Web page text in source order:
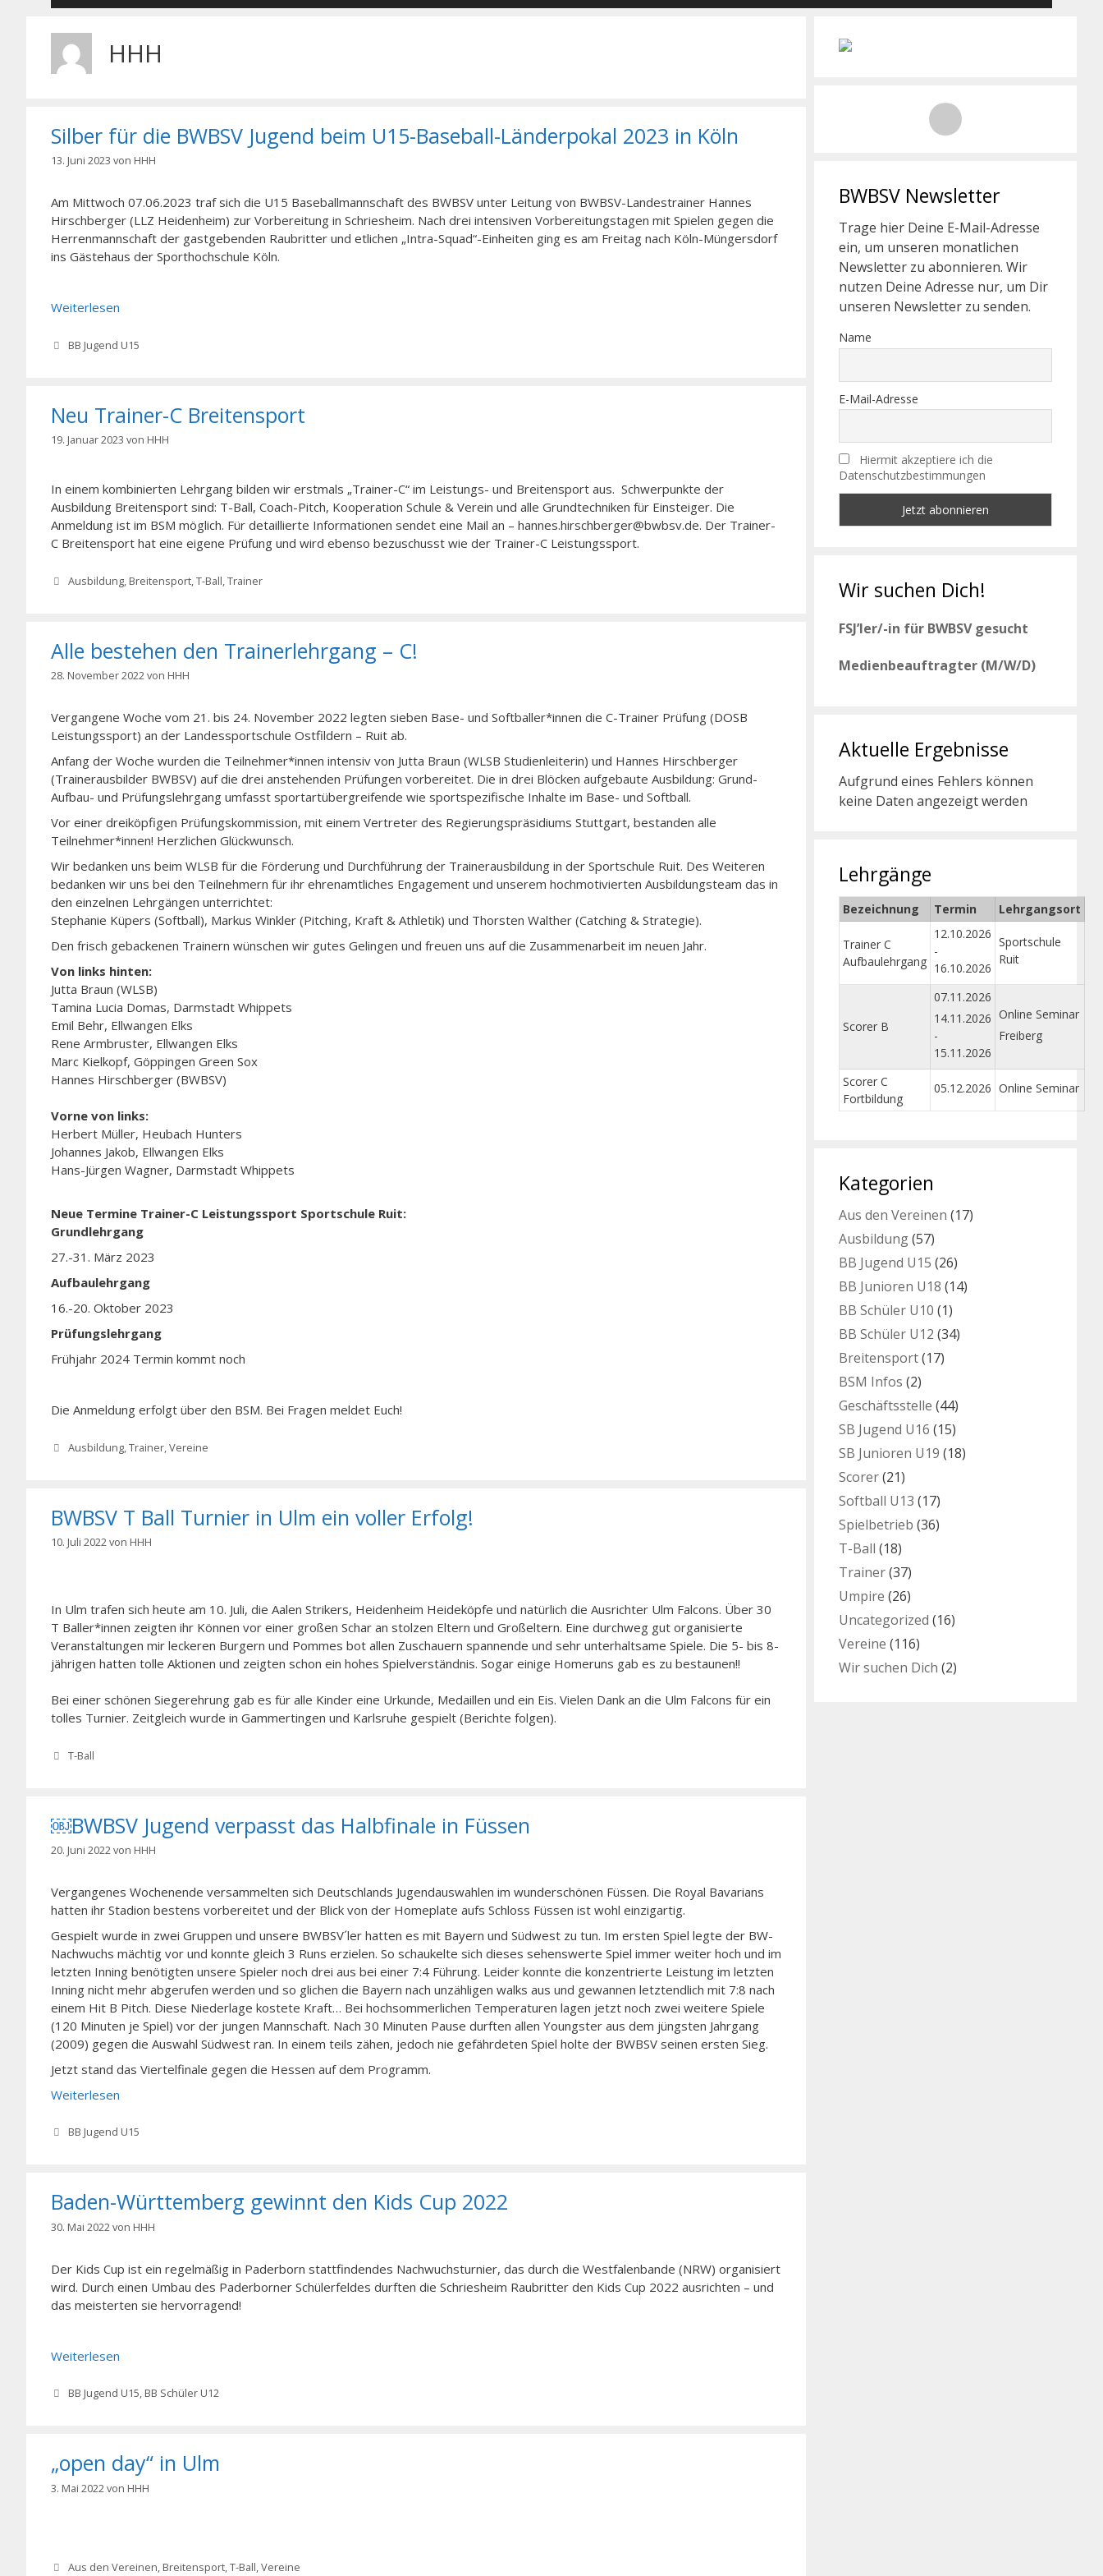
HHH
Silber für die BWBSV Jugend beim U15-Baseball-Länderpokal 2023 in Köln
13. Juni 2023 von HHH
Am Mittwoch 07.06.2023 traf sich die U15 Baseballmannschaft des BWBSV unter Leitung von BWBSV-Landestrainer Hannes
Hirschberger (LLZ Heidenheim) zur Vorbereitung in Schriesheim. Nach drei intensiven Vorbereitungstagen mit Spielen gegen die
Herrenmannschaft der gastgebenden Raubritter und etlichen „Intra-Squad“-Einheiten ging es am Freitag nach Köln-Müngersdorf
ins Gästehaus der Sporthochschule Köln.
Weiterlesen
Kategorien
BB Jugend U15
Neu Trainer-C Breitensport
19. Januar 2023 von HHH
In einem kombinierten Lehrgang bilden wir erstmals „Trainer-C“ im Leistungs- und Breitensport aus. Schwerpunkte der
Ausbildung Breitensport sind: T-Ball, Coach-Pitch, Kooperation Schule & Verein und alle Grundtechniken für Einsteiger. Die
Anmeldung ist im BSM möglich. Für detaillierte Informationen sendet eine Mail an – hannes.hirschberger@bwbsv.de. Der Trainer-
C Breitensport hat eine eigene Prüfung und wird ebenso bezuschusst wie der Trainer-C Leistungssport.
Kategorien
Ausbildung, Breitensport,T-Ball,Trainer
Alle bestehen den Trainerlehrgang – C!
28. November 2022von HHH
Vergangene Woche vom 21. bis 24. November 2022 legten sieben Base- und Softballer*innen die C-Trainer Prüfung (DOSB
Leistungssport) an der Landessportschule Ostfildern – Ruit ab.
Anfang der Woche wurden die Teilnehmer*innen intensiv von Jutta Braun (WLSB Studienleiterin) und Hannes Hirschberger
(Trainerausbilder BWBSV) auf die drei anstehenden Prüfungen vorbereitet. Die in drei Blöcken aufgebaute Ausbildung: Grund-
Aufbau- und Prüfungslehrgang umfasst sportartübergreifende wie sportspezifische Inhalte im Base- und Softball.
Vor einer dreiköpfigen Prüfungskommission, mit einem Vertreter des Regierungspräsidiums Stuttgart, bestanden alle
Teilnehmer*innen! Herzlichen Glückwunsch.
Wir bedanken uns beim WLSB für die Förderung und Durchführung der Trainerausbildung in der Sportschule Ruit. Des Weiteren
bedanken wir uns bei den Teilnehmern für ihr ehrenamtliches Engagement und unserem hochmotivierten Ausbildungsteam das in
den einzelnen Lehrgängen unterrichtet:
Stephanie Küpers (Softball), Markus Winkler (Pitching, Kraft & Athletik) und Thorsten Walther (Catching & Strategie).
Den frisch gebackenen Trainern wünschen wir gutes Gelingen und freuen uns auf die Zusammenarbeit im neuen Jahr.
Von links hinten:
Jutta Braun (WLSB)
Tamina Lucia Domas, Darmstadt Whippets
Emil Behr, Ellwangen Elks
Rene Armbruster, Ellwangen Elks
Marc Kielkopf, Göppingen Green Sox
Hannes Hirschberger (BWBSV)
Vorne von links:
Herbert Müller, Heubach Hunters
Johannes Jakob, Ellwangen Elks
Hans-Jürgen Wagner, Darmstadt Whippets
Neue Termine Trainer-C Leistungssport Sportschule Ruit:
Grundlehrgang
27.-31. März 2023
Aufbaulehrgang
16.-20. Oktober 2023
Prüfungslehrgang
Frühjahr 2024 Termin kommt noch
Die Anmeldung erfolgt über den BSM. Bei Fragen meldet Euch!
Kategorien
Ausbildung,Trainer,Vereine
BWBSV T Ball Turnier in Ulm ein voller Erfolg!
10. Juli 2022von HHH
In Ulm trafen sich heute am 10. Juli, die Aalen Strikers, Heidenheim Heideköpfe und natürlich die Ausrichter Ulm Falcons. Über 30
T Baller*innen zeigten ihr Können vor einer großen Schar an stolzen Eltern und Großeltern. Eine durchweg gut organisierte
Veranstaltungen mir leckeren Burgern und Pommes bot allen Zuschauern spannende und sehr unterhaltsame Spiele. Die 5- bis 8-
jährigen hatten tolle Aktionen und zeigten schon ein hohes Spielverständnis. Sogar einige Homeruns gab es zu bestaunen!!
Bei einer schönen Siegerehrung gab es für alle Kinder eine Urkunde, Medaillen und ein Eis. Vielen Dank an die Ulm Falcons für ein
tolles Turnier. Zeitgleich wurde in Gammertingen und Karlsruhe gespielt (Berichte folgen).
Kategorien
T-Ball
￼BWBSV Jugend verpasst das Halbfinale in Füssen
20. Juni 2022von HHH
Vergangenes Wochenende versammelten sich Deutschlands Jugendauswahlen im wunderschönen Füssen. Die Royal Bavarians
hatten ihr Stadion bestens vorbereitet und der Blick von der Homeplate aufs Schloss Füssen ist wohl einzigartig.
Gespielt wurde in zwei Gruppen und unsere BWBSV´ler hatten es mit Bayern und Südwest zu tun. Im ersten Spiel legte der BW-
Nachwuchs mächtig vor und konnte gleich 3 Runs erzielen. So schaukelte sich dieses sehenswerte Spiel immer weiter hoch und im
letzten Inning benötigten unsere Spieler noch drei aus bei einer 7:4 Führung. Leider konnte die konzentrierte Leistung im letzten
Inning nicht mehr abgerufen werden und so glichen die Bayern nach unzähligen walks aus und gewannen letztendlich mit 7:8 nach
einem Hit B Pitch. Diese Niederlage kostete Kraft… Bei hochsommerlichen Temperaturen lagen jetzt noch zwei weitere Spiele
(120 Minuten je Spiel) vor der jungen Mannschaft. Nach 30 Minuten Pause durften allen Youngster aus dem jüngsten Jahrgang
(2009) gegen die Auswahl Südwest ran. In einem teils zähen, jedoch nie gefährdeten Spiel holte der BWBSV seinen ersten Sieg.
Jetzt stand das Viertelfinale gegen die Hessen auf dem Programm.
Weiterlesen
Kategorien
BB Jugend U15
Baden-Württemberg gewinnt den Kids Cup 2022
30. Mai 2022von HHH
Der Kids Cup ist ein regelmäßig in Paderborn stattfindendes Nachwuchsturnier, das durch die Westfalenbande (NRW) organisiert
wird. Durch einen Umbau des Paderborner Schülerfeldes durften die Schriesheim Raubritter den Kids Cup 2022 ausrichten – und
das meisterten sie hervorragend!
Weiterlesen
Kategorien
BB Jugend U15, BB Schüler U12
„open day“ in Ulm
3. Mai 2022von HHH
Kategorien
Aus den Vereinen, Breitensport,T-Ball,Vereine
BWBSV Newsletter
Trage hier Deine E-Mail-Adresse
ein, um unseren monatlichen
Newsletter zu abonnieren. Wir
nutzen Deine Adresse nur, um Dir
unseren Newsletter zu senden.
Name
E-Mail-Adresse
Hiermit akzeptiere ich die
Datenschutzbestimmungen
Wir suchen Dich!
FSJ’ler/-in für BWBSV gesucht
Medienbeauftragter (M/W/D)
Aktuelle Ergebnisse
Aufgrund eines Fehlers können
keine Daten angezeigt werden
Lehrgänge
Bezeichnung Termin Lehrgangsort
Trainer C
Aufbaulehrgang
12.10.2026
-
16.10.2026
Sportschule
Ruit
Scorer B
07.11.2026
14.11.2026
-
15.11.2026
Online Seminar
Freiberg
Scorer C
Fortbildung
05.12.2026 Online Seminar
Kategorien
Aus den Vereinen (17)
Ausbildung(57)
BB Jugend U15 (26)
BB Junioren U18 (14)
BB Schüler U10 (1)
BB Schüler U12 (34)
Breitensport(17)
BSM Infos (2)
Geschäftsstelle (44)
SB Jugend U16 (15)
SB Junioren U19 (18)
Scorer(21)
Softball U13 (17)
Spielbetrieb (36)
T-Ball (18)
Trainer(37)
Umpire (26)
Uncategorized (16)
Vereine (116)
Wir suchen Dich (2)